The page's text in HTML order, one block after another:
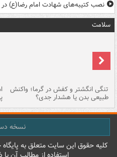
نصب کتیبه‌های شهادت امام رضا(ع)
سلامت
تنگی انگشتر و کفش در گرما؛ واکنش
طبیعی بدن یا هشدار جدی؟
نسخه
کليه حقوق اين سايت متعلق به